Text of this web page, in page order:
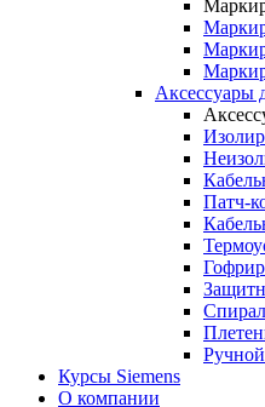
Аксессуары
Патч-
Курсы Siemens
О компании